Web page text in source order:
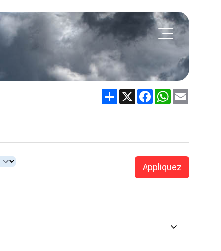
Share X FacebookWhatsApp
Appliquez
keyboard_arrow_down